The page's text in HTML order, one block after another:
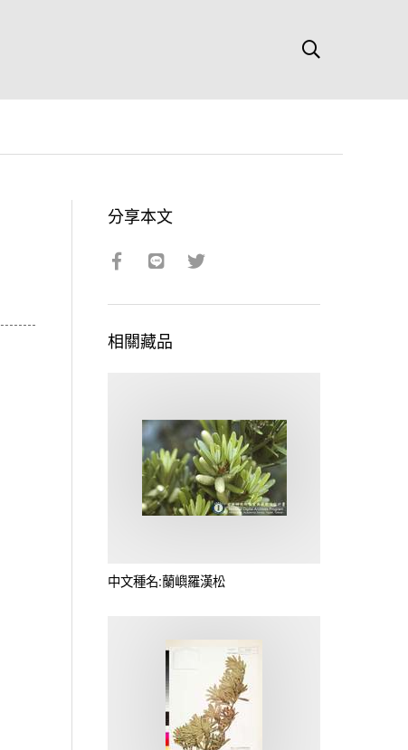
分享本文
相關藏品
中文種名:蘭嶼羅漢松